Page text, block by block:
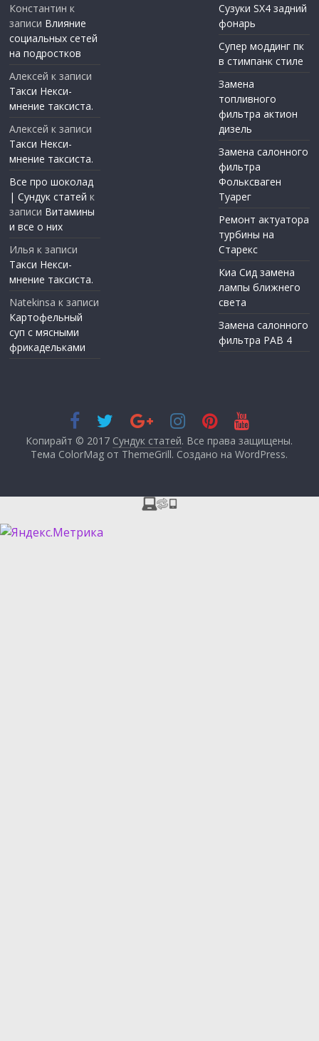
Константин к
записи Влияние
социальных сетей
на подростков
Алексей к записи
Такси Некси-
мнение таксиста.
Алексей к записи
Такси Некси-
мнение таксиста.
Все про шоколад
| Сундук статей к
записи Витамины
и все о них
Илья к записи
Такси Некси-
мнение таксиста.
Natekinsa к записи
Картофельный
суп с мясными
фрикадельками
Сузуки SX4 задний
фонарь
Супер моддинг пк
в стимпанк стиле
Замена
топливного
фильтра актион
дизель
Замена салонного
фильтра
Фольксваген
Туарег
Ремонт актуатора
турбины на
Старекс
Киа Сид замена
лампы ближнего
света
Замена салонного
фильтра РАВ 4
Копирайт © 2017 Сундук статей. Все права защищены.
Тема ColorMag от ThemeGrill. Создано наWordPress.